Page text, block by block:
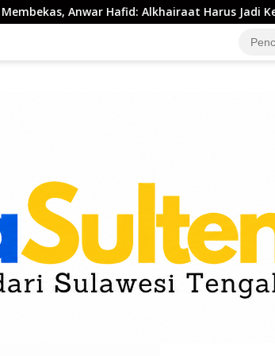
Alkhairaat Harus Jadi Kekuatan Besar Indonesia